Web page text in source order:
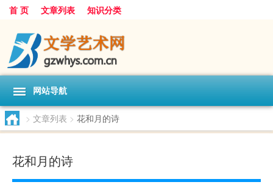
首 页 文章列表 知识分类
网站导航
> 文章列表 > 花和月的诗
花和月的诗